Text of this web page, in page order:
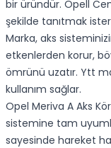
bir üründür. Opell
şekilde tanıtmak
Marka, aks
etkenlerden korur,
ömrünü uzatır. Ytt
kullanım sağlar.
Opel Meriva A Aks
sistemine tam
sayesinde hareket